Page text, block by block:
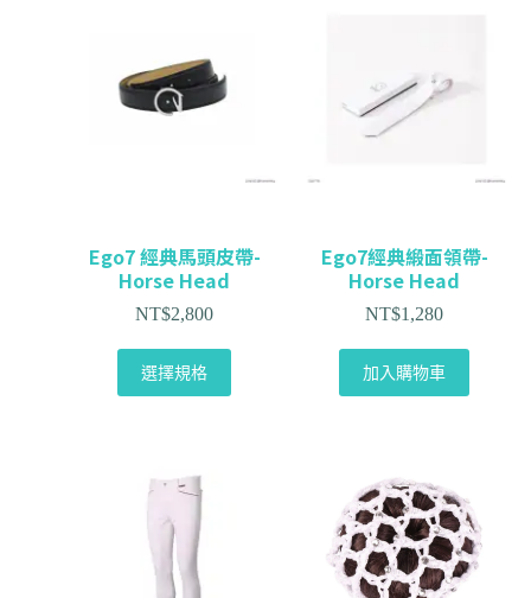
Ego7 經典馬頭皮帶-
Horse Head
NT$2,800
選擇規格
Ego7經典緞面領帶-
Horse Head
NT$1,280
加入購物車